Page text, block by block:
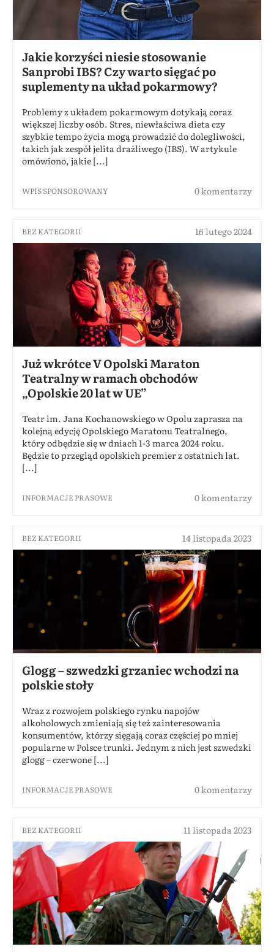
Jakie korzyści niesie stosowanie
Sanprobi IBS? Czy warto sięgać po
suplementy na układ pokarmowy?
Problemy z układem pokarmowym dotykają coraz
większej liczby osób. Stres, niewłaściwa dieta czy
szybkie tempo życia mogą prowadzić do dolegliwości,
takich jak zespół jelita drażliwego (IBS). W artykule
omówiono, jakie [...]
WPIS SPONSOROWANY 0 komentarzy
BEZ KATEGORII 16 lutego 2024
Już wkrótce V Opolski Maraton
Teatralny w ramach obchodów
„Opolskie 20 lat w UE”
Teatr im. Jana Kochanowskiego w Opolu zaprasza na
kolejną edycję Opolskiego Maratonu Teatralnego,
który odbędzie się w dniach 1-3 marca 2024 roku.
Będzie to przegląd opolskich premier z ostatnich lat.
[...]
INFORMACJE PRASOWE 0 komentarzy
BEZ KATEGORII 14 listopada 2023
Glogg – szwedzki grzaniec wchodzi na
polskie stoły
Wraz z rozwojem polskiego rynku napojów
alkoholowych zmieniają się też zainteresowania
konsumentów, którzy sięgają coraz częściej po mniej
popularne w Polsce trunki. Jednym z nich jest szwedzki
glogg – czerwone [...]
INFORMACJE PRASOWE 0 komentarzy
BEZ KATEGORII 11 listopada 2023